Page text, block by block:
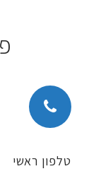
טלפון ראשי